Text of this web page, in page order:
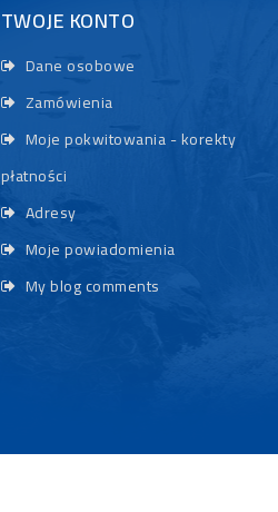
TWOJE KONTO
Dane osobowe
Zamówienia
Moje pokwitowania - korekty
płatności
Adresy
Moje powiadomienia
My blog comments